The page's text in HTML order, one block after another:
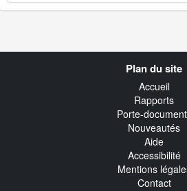
Plan du site
Accueil
Rapports
Porte-
Nouveautés
Aide
Accessibilité
Mentions
Contact